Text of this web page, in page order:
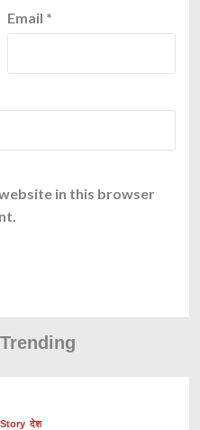
Email *
in this browser
Trending
देश